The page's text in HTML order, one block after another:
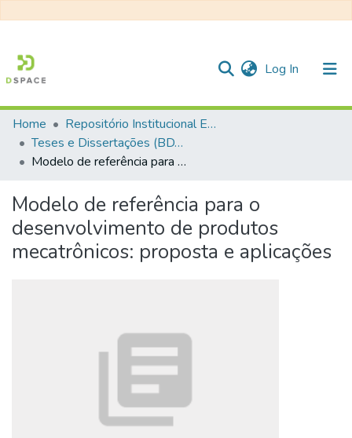
Log In (current)
Communities & Collections
All of DSpace
Statistics
Home
Repositório Institucional EESC
Teses e Dissertações (BDTD USP)
Modelo de referência para o desenvolvimento de produtos mecatrônicos: proposta e aplicações
Modelo de referência para o
desenvolvimento de produtos
mecatrônicos: proposta e aplicações